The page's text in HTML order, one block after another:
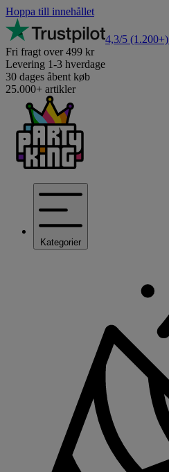
Hoppa till innehållet
4,3/5 (1.200+)
Fri fragt over 499 kr
Levering 1-3 hverdage
30 dages åbent køb
25.000+ artikler
Kategorier